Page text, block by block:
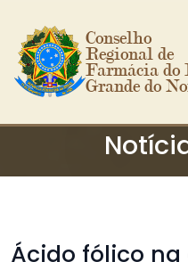
Ir para o conteúdo
Conselho
Regional de
Farmácia do
Grande do
Ácido fólico na